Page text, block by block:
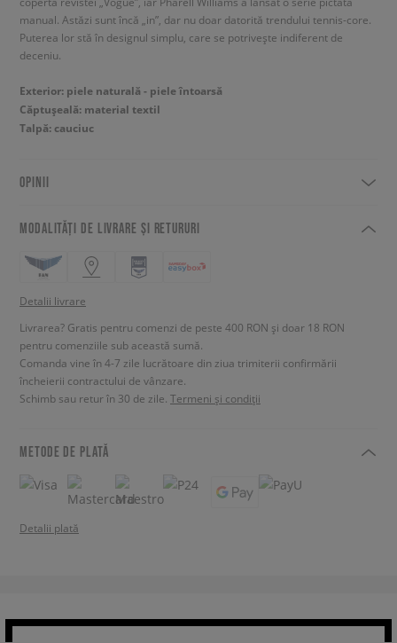
manual. Astăzi sunt încă „in”, dar nu doar datorită trendului tennis-core.
Puterea lor stă în designul simplu, care se potrivește indiferent de
deceniu.
Exterior: piele naturală - piele întoarsă
Căptușeală: material textil
Talpă: cauciuc
OPINII
MODALITĂȚI DE LIVRARE ȘI RETURURI
Detalii livrare
Livrarea? Gratis pentru comenzi de peste 400 RON și doar 18 RON
pentru comenziile sub această sumă.
Comanda vine în 4-7 zile lucrătoare din ziua trimiterii confirmării
încheierii contractului de vânzare.
Schimb sau retur în 30 de zile. Termeni și condiții
METODE DE PLATĂ
Detalii plată